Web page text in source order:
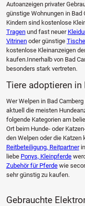
Autoanzeigen privater
günstige Wohnungen in Bad
Kindern sind kostenlose
Tragenund fast neuer
Vitrinenoder günstige
kostenlose Kleinanzeigen
kaufen.Innerhalb von Bad
besonders stark vertreten.
Tiere adoptieren in
Wer Welpen in Bad
aktuell die meisten
folgende Kategorien am
Ort beim Hunde- oder
den Welpen oder die
Reitbeteiligung, Reitpartnerin
liebe Ponys, Kleinpferde
Zubehör für Pferdewie
sehr günstig zu kaufen.
Gebrauchte